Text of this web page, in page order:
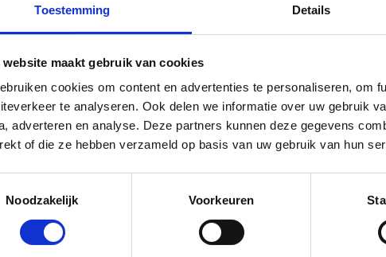
Toestemming Details
website maakt gebruik van cookies
cookies om content en advertenties te personaliseren, om
te analyseren. Ook delen we informatie over uw gebruik
adverteren en analyse. Deze partners kunnen deze gegevens
of die ze hebben verzameld op basis van uw gebruik van hun
Noodzakelijk
Voorkeuren
Waarom Sloopauto.com voor sloopauto verkopen in Nieuwegein?
heel Utrecht matcht aan RDW-erkende, KZD-gecertificeerde
afnemer haalt op, betaalt en regelt de vrijwaring. Wij claimen
Resultaat: vaste prijs vooraf, gratis ophalen, RDW-vrijwaring
reviews. Onderdeel van Dealerdirect, een Nederlandse
Hoe het
Verdien in 3 simpele stappen geld